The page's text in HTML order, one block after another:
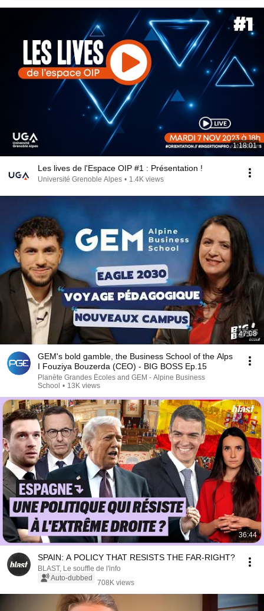
1:18:01
Les lives de l'Espace OIP #1 : Présentation !
Université Grenoble Alpes • 1.4K views
47:08
GEM's bold gamble, the Business School of the Alps
I Fouziya Bouzerda (CEO) - BIG BOSS Ep.15
Planète Grandes Écoles and GEM - Alpine Business
School • 13K views
36:44
SPAIN: A POLICY THAT RESISTS THE FAR-RIGHT?
BLAST, Le souffle de l'info
Auto-dubbed
708K views